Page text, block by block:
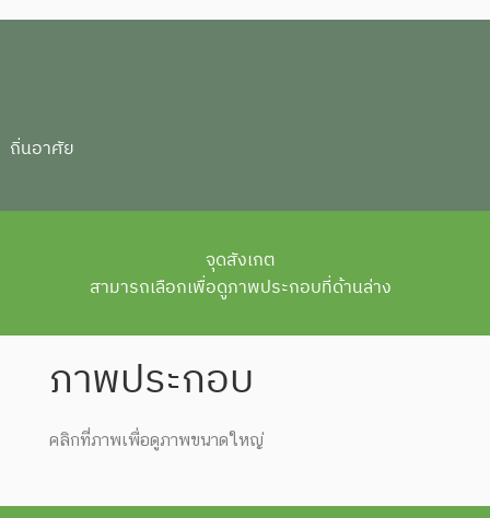
ถิ่นอาศัย
จุดสังเกต
สามารถเลือกเพื่อดูภาพประกอบที่ด้านล่าง
ภาพประกอบ
คลิกที่ภาพเพื่อดูภาพขนาดใหญ่